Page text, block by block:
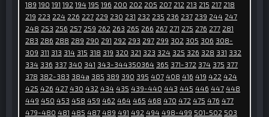
189 190 191 192 194 195 196 200 202 205 207 212 213 215 217 218
219 223 224 226 227 229 230 231 232 235 236 237 239 244 247
248 253 256 257 259 262 263 265 266 267 271 275 276 277 281
283 286 288 289 290 291 292 293 297 299 302 305 306 308-
309 311 313 314 315 318 319 320 321 323 324 325 326 328 331 332
334 336 337 340 341 343-344350364 365 371-372 374 375 377
378 382-383 384а 385 389 390 395 407 408 416 419 422 424
425 426 427 430 432 434 435 439-440 443 445 446 447 448
449 450 453 458 459 462 464 465 468 470 472 475 476 477
479-480 481 485 487 489 491 492 494 498-499 501-502 503